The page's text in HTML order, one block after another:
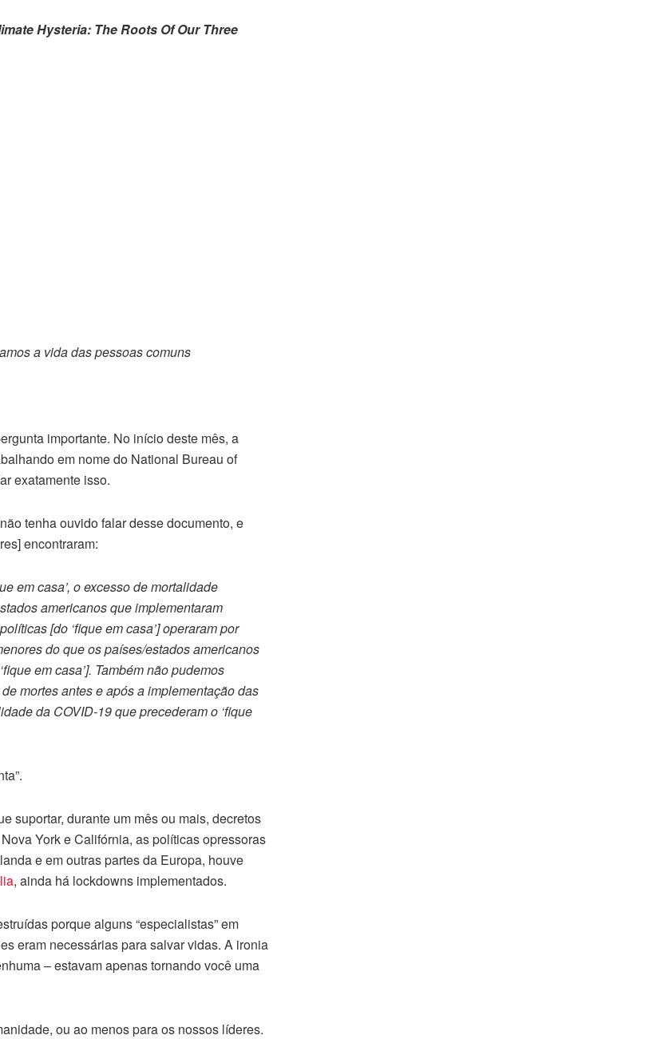
Hysteria: The Roots Of Our Three
a vida das pessoas comuns
importante. No início deste mês, a
em nome do National Bureau of
exatamente isso.
tenha ouvido falar desse documento, e
encontraram:
em casa’, o excesso de mortalidade
americanos que implementaram
[do ‘fique em casa’] operaram por
do que os países/estados americanos
em casa’]. Também não pudemos
mortes antes e após a implementação das
da COVID-19 que precederam o ‘fique
suportar, durante um mês ou mais, decretos
York e Califórnia, as políticas opressoras
e em outras partes da Europa, houve
, ainda há lockdowns implementados.
porque alguns “especialistas” em
eram necessárias para salvar vidas. A ironia
– estavam apenas tornando você uma
ou ao menos para os nossos líderes.